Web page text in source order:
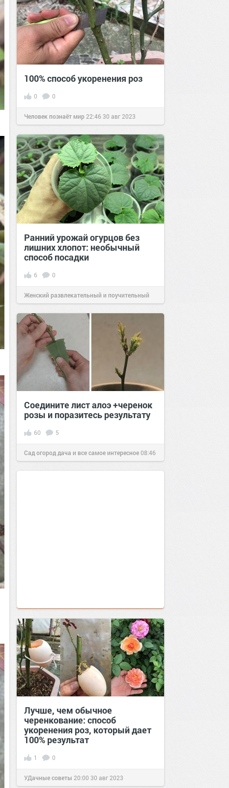
100% способ укоренения роз
0 0
Человек познаёт мир 22:46 30 авг 2023
Ранний урожай огурцов без
лишних хлопот: необычный
способ посадки
6 0
Женский развлекательный и поучительный
сайт.21:1322 мар 2026
Соедините лист алоэ +черенок
розы и поразитесь результату
60 5
Сад огород дача и все самое интересное08:46
02 мар 2021
Лучше, чем обычное
черенкование: способ
укоренения роз, который дает
100% результат
1 0
УДачные советы 20:00 30 авг 2023